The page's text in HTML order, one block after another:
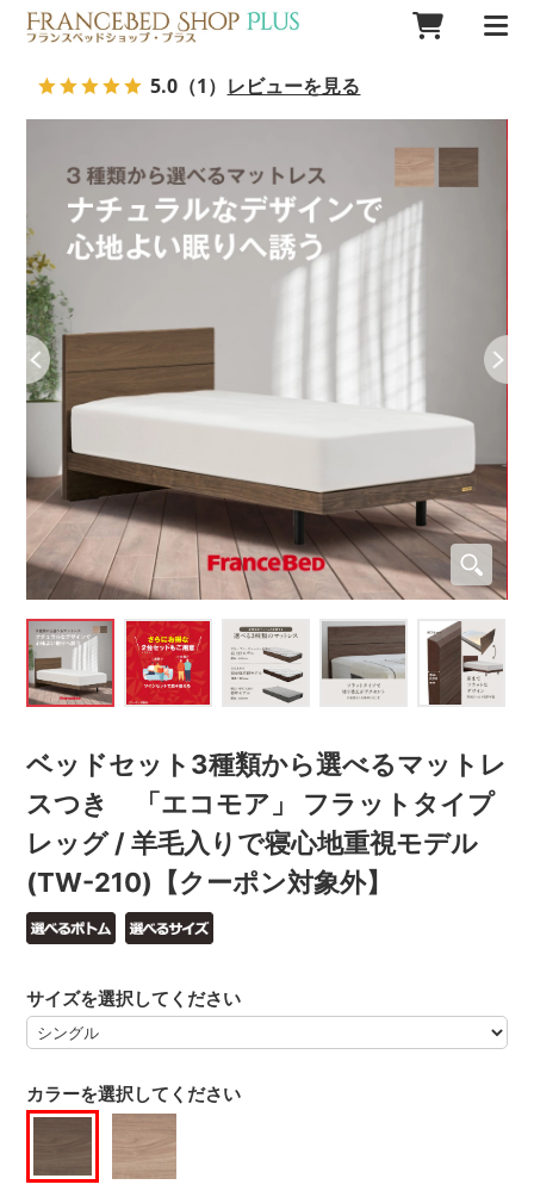
ベッドセット3種類から選べるマットレ
スつき 「エコモア」 フラットタイプ
レッグ / 羊毛入りで寝心地重視モデル
(TW-210)【クーポン対象外】
カラーを選択してください
サイズを選択してください
5.0 （1） レビューを見る